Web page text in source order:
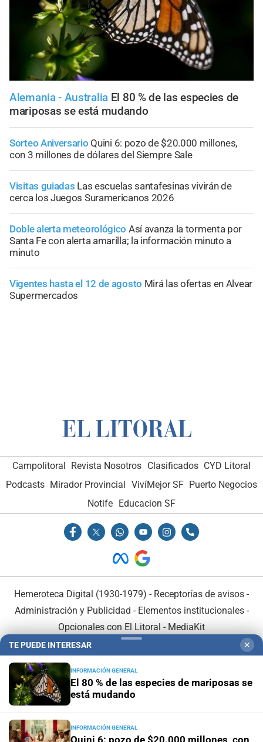
Alemania - Australia El 80 % de las especies de
mariposas se está mudando
Sorteo Aniversario Quini 6: pozo de $20.000 millones,
con 3 millones de dólares del Siempre Sale
Visitas guiadas Las escuelas santafesinas vivirán de
cerca los Juegos Suramericanos 2026
Doble alerta meteorológico Así avanza la tormenta por
Santa Fe con alerta amarilla; la información minuto a
minuto
Vigentes hasta el 12 de agosto Mirá las ofertas en Alvear
Supermercados
Campolitoral Revista Nosotros Clasificados CYD Litoral
Podcasts Mirador Provincial VivíMejor SF Puerto Negocios
Notife Educacion SF
Hemeroteca Digital (1930-1979) - Receptorías de avisos -
Administración y Publicidad - Elementos institucionales-
Opcionales con El Litoral - MediaKit
En Asociación con:
TE PUEDE INTERESAR ✕
INFORMACIÓN GENERAL
El 80 % de las especies de mariposas se
está mudando
INFORMACIÓN GENERAL
Quini 6: pozo de $20.000 millones, con